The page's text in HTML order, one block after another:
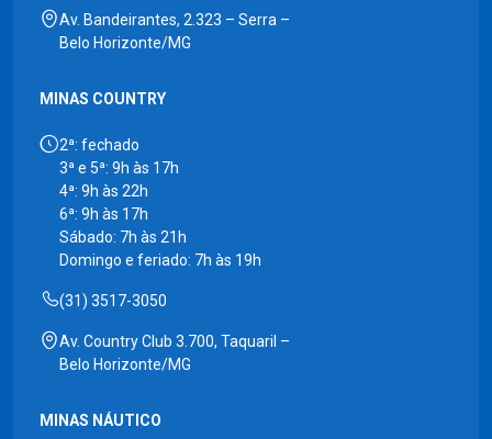
Av. Bandeirantes, 2.323 – Serra –
Belo Horizonte/MG
MINAS COUNTRY
2ª: fechado
3ª e 5ª: 9h às 17h
4ª: 9h às 22h
6ª: 9h às 17h
Sábado: 7h às 21h
Domingo e feriado: 7h às 19h
(31) 3517-3050
Av. Country Club 3.700, Taquaril –
Belo Horizonte/MG
MINAS NÁUTICO